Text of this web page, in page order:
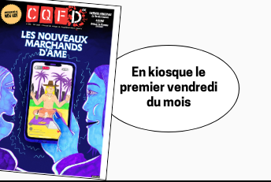
En kiosque le
premier vendredi
du mois